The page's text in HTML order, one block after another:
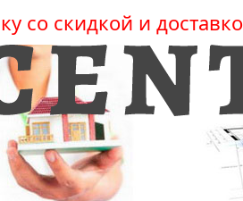
со скидкой и